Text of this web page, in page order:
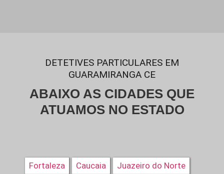
DETETIVES PARTICULARES EM
GUARAMIRANGA CE
ABAIXO AS CIDADES QUE
ATUAMOS NO ESTADO
Fortaleza Caucaia
Juazeiro do Norte